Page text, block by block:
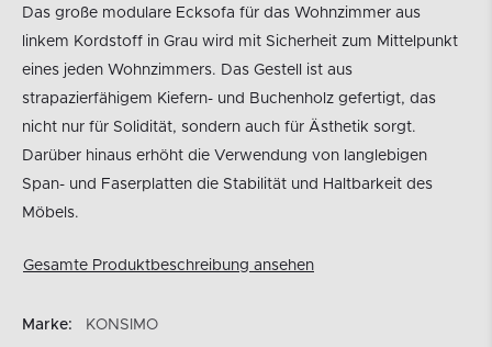
Das große modulare Ecksofa für das Wohnzimmer aus
linkem Kordstoff in Grau wird mit Sicherheit zum Mittelpunkt
eines jeden Wohnzimmers. Das Gestell ist aus
strapazierfähigem Kiefern- und Buchenholz gefertigt, das
nicht nur für Solidität, sondern auch für Ästhetik sorgt.
Darüber hinaus erhöht die Verwendung von langlebigen
Span- und Faserplatten die Stabilität und Haltbarkeit des
Möbels.
Gesamte Produktbeschreibung ansehen
Marke:
KONSIMO